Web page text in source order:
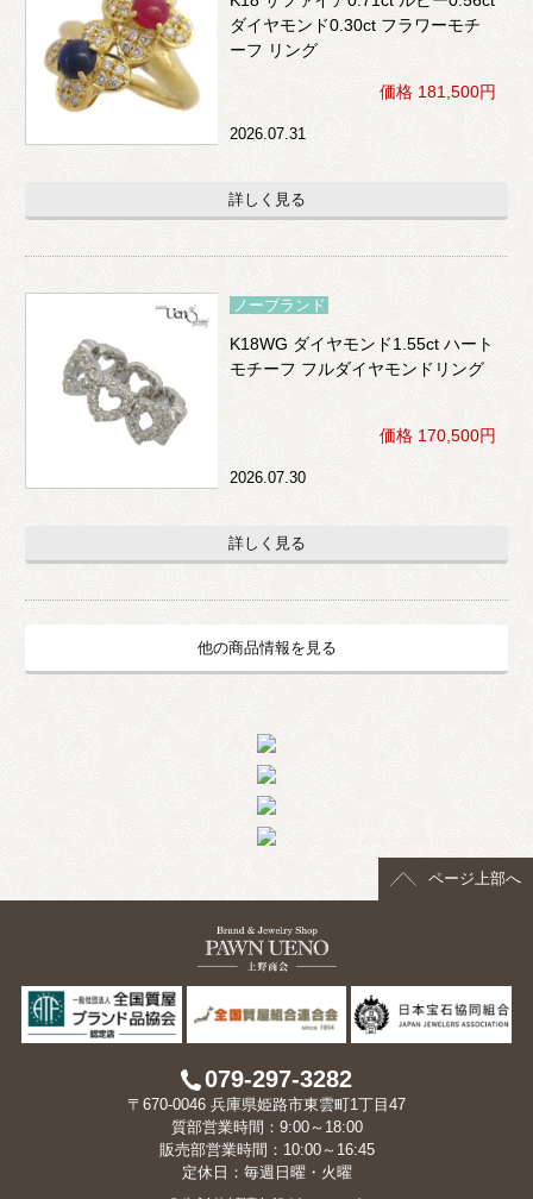
ダイヤモンド0.30ct フラワーモチ
ーフ リング
価格 181,500円
2026.07.31
詳しく見る
ノーブランド
K18WG ダイヤモンド1.55ct ハート
モチーフ フルダイヤモンドリング
価格 170,500円
2026.07.30
詳しく見る
他の商品情報を見る
ページ上部へ
079-297-3282
〒670-0046 兵庫県姫路市東雲町1丁目47
質部営業時間：9:00～18:00
販売部営業時間：10:00～16:45
定休日：毎週日曜・火曜